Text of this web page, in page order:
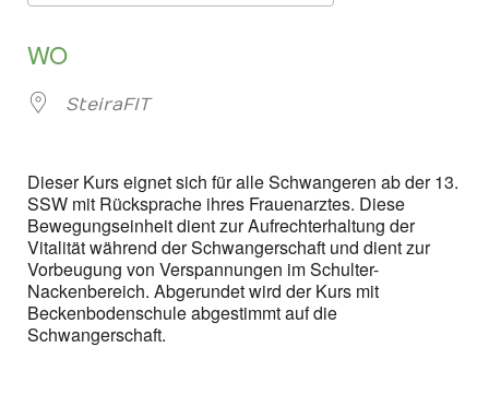
WO
SteiraFIT
Dieser Kurs eignet sich für alle Schwangeren ab der 13.
SSW mit Rücksprache ihres Frauenarztes. Diese
Bewegungseinheit dient zur Aufrechterhaltung der
Vitalität während der Schwangerschaft und dient zur
Vorbeugung von Verspannungen im Schulter-
Nackenbereich. Abgerundet wird der Kurs mit
Beckenbodenschule abgestimmt auf die
Schwangerschaft.